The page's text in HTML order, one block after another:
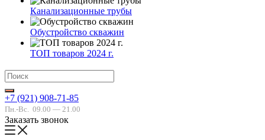
Канализационные трубы
Обустройство скважин
ТОП товаров 2024 г.
+7 (921) 908-71-85
Пн.-Вс. 09.00 — 21.00
Заказать звонок